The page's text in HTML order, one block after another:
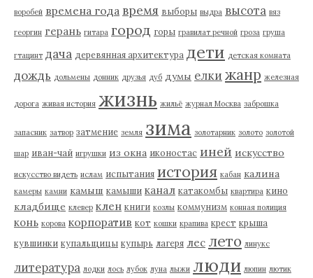
воробей времена года время выборы выдра высота вяз
георгин герань гитара город горы гравилат речной гроза груша
гтацинт дача деревянная архитектура дети детская комната
дождь дольмены донник друзья дуб думы елки жанр железная
дорога живая история жизнь жильё журнал Москва заброшка
запасник затвор затмение земля зима золотарник золото золотой
шар иван-чай игрушки из окна иконостас иней искусство
искусство видеть ислам испытания история кабан калина
камеры камни камыш камыши канал катакомбы квартира кино
кладбище клевер клен книги козлы коммунизм конная полиция
конь корова корпоратив кот кошки крапива крест крыша
кувшинки купальщицы купырь лагеря лес лето линукс
литература лодки лось лубок луна лыжи люди люпин лютик